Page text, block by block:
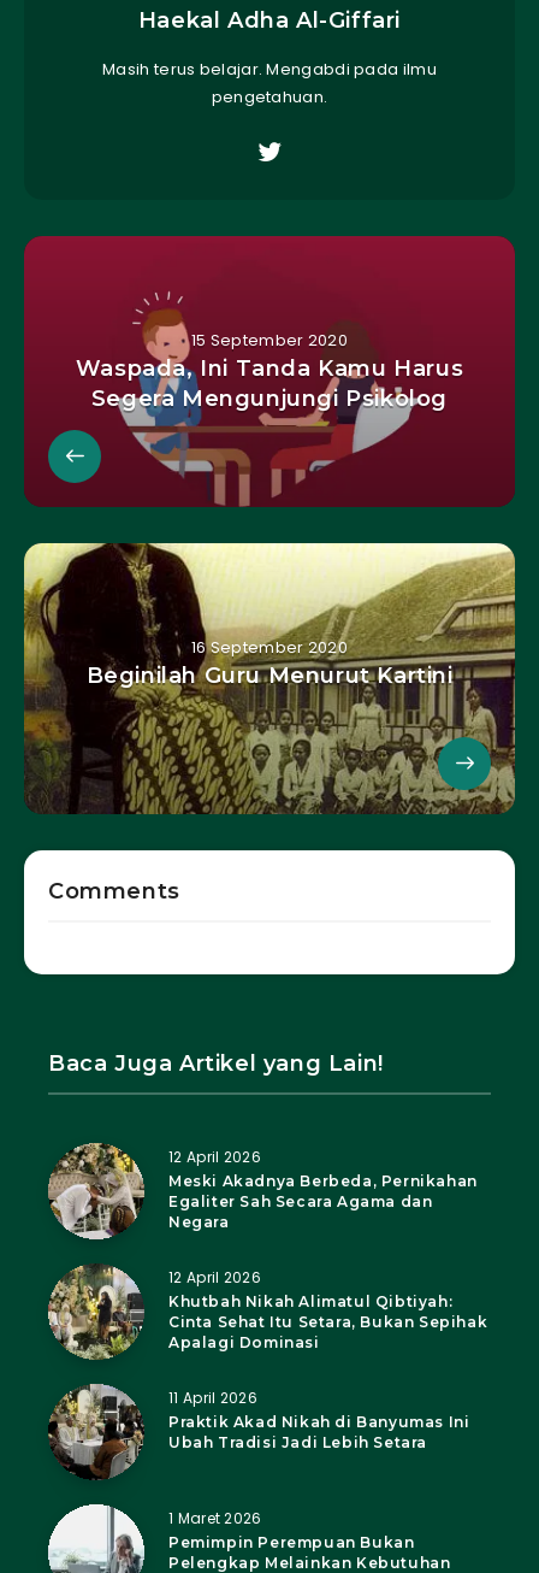
Haekal Adha Al-Giffari
Masih terus belajar. Mengabdi pada ilmu
pengetahuan.
15 September 2020
Waspada, Ini Tanda Kamu Harus
Segera Mengunjungi Psikolog
16 September 2020
Beginilah Guru Menurut Kartini
Comments
Baca Juga Artikel yang Lain!
12 April 2026
Meski Akadnya Berbeda, Pernikahan
Egaliter Sah Secara Agama dan
Negara
12 April 2026
Khutbah Nikah Alimatul Qibtiyah:
Cinta Sehat Itu Setara, Bukan Sepihak
Apalagi Dominasi
11 April 2026
Praktik Akad Nikah di Banyumas Ini
Ubah Tradisi Jadi Lebih Setara
1 Maret 2026
Pemimpin Perempuan Bukan
Pelengkap Melainkan Kebutuhan